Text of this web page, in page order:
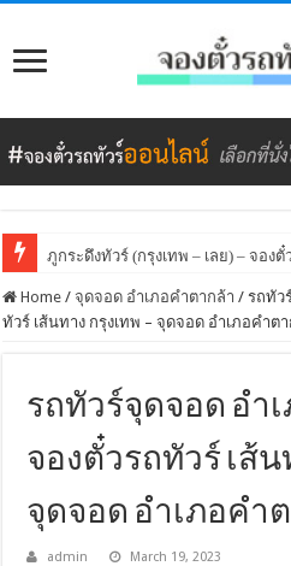
ภูกระดึงทัวร์ (กรุงเทพ – เลย) – จอง
Home / จุดจอด อำเภอคำตากล้า / รถทัว
ทัวร์ เส้นทาง กรุงเทพ – จุดจอด อำเภอคำต
รถทัวร์จุดจอด อำ
จองตั๋วรถทัวร์ เส้น
จุดจอด อำเภอคำ
admin
March 19, 2023